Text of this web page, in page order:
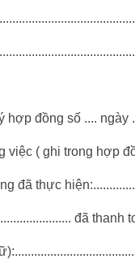
hợp đồng số .... ngày
việc ( ghi trong hợp
đã thực
đã thanh